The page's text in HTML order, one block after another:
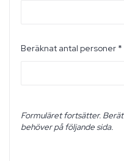
Beräknat antal personer *
Formuläret fortsätter.
behöver på följande sida.